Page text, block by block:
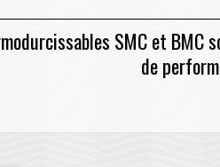
SMC et
de